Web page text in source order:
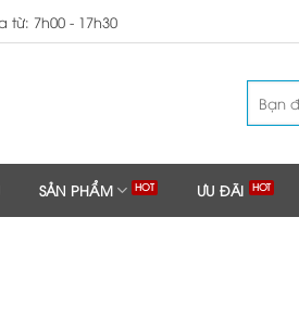
từ: 7h00 - 17h30
kiếm:
SẢN PHẨM ƯU ĐÃI